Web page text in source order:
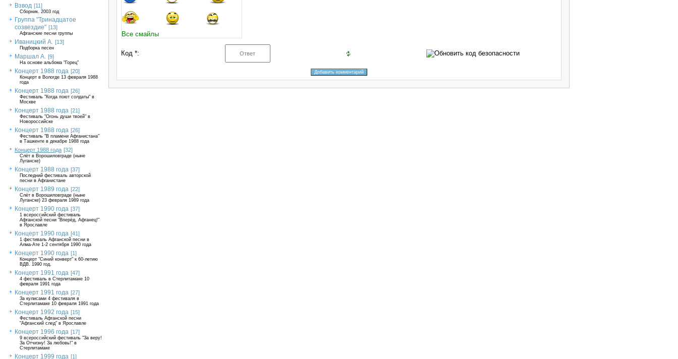
Взвод [11]
Сборник. 2003 год
Группа "Тринадцатое
созвездие" [13]
Афганские песни группы
Иваницкий А. [13]
Подборка песен
Маршал А. [9]
На основе альбома "Горец"
Концерт 1988 года [20]
Концерт в Вологде 13 февраля 1988
года
Концерт 1988 года [26]
Фестиваль "Когда поют солдаты" в
Москве
Концерт 1988 года [21]
Фестиваль "Огонь души твоей" в
Новороссийске
Концерт 1988 года [26]
Фестиваль "В пламени Афганистана"
в Ташкенте в декабре 1988 года
Концерт 1988 года [32]
Слёт в Ворошиловграде (ныне
Луганске)
Концерт 1988 года [37]
Последний фестиваль авторской
песни в Афганистане
Концерт 1989 года [22]
Слёт в Ворошиловграде (ныне
Луганске) 23 февраля 1989 года
Концерт 1990 года [37]
1 всероссийский фестиваль
Афганской песни "Вперёд, Афганец!"
в Ярославле
Концерт 1990 года [41]
1 фестиваль Афганской песни в
Алма-Ате 1-2 сентября 1990 года
Концерт 1990 года [1]
Концерт "Синий конверт" к 60-летию
ВДВ. 1990 год.
Концерт 1991 года [47]
4 фестиваль в Стерлитамаке 10
февраля 1991 года
Концерт 1991 года [27]
За кулисами 4 фестиваля в
Стерлитамаке 10 февраля 1991 года
Концерт 1992 года [15]
Фестиваль Афганской песни
"Афганский след" в Ярославле
Концерт 1996 года [17]
9 всероссийский фестиваль "За веру!
За Отчизну! За любовь!" в
Стерлитамаке
Концерт 1999 года [1]
Все смайлы
Код *: